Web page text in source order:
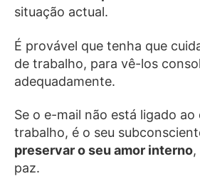
situação actual.
É provável que tenha que
de trabalho, para vê-los
adequadamente.
Se o e-mail não está ligado ao
trabalho, é o seu
preservar o seu amor interno
paz.